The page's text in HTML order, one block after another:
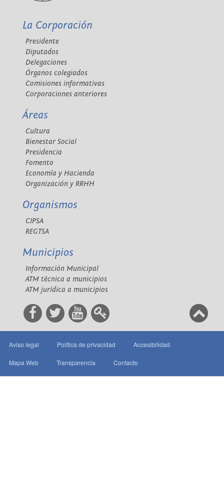
La Corporación
Presidente
Diputados
Delegaciones
Órganos colegiados
Comisiones informativas
Corporaciones anteriores
Áreas
Cultura
Bienestar Social
Presidencia
Fomento
Economía y Hacienda
Organización y RRHH
Organismos
CIPSA
REGTSA
Municipios
Información Municipal
ATM técnica a municipios
ATM jurídica a municipios
Aviso legal Política de privacidad Accesibilidad
Mapa Web Transparencia Contacto